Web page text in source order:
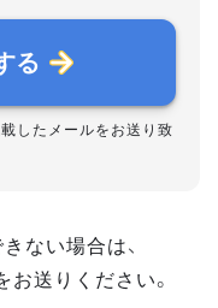
る
したメールをお送り致
ない場合は、
お送りください。